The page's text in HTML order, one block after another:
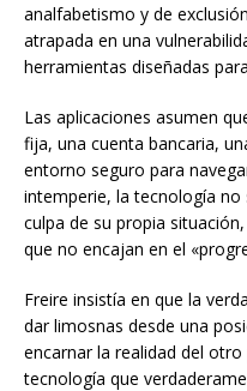
analfabetismo y de
atrapada en una
herramientas diseñadas
Las aplicaciones asumen
fija, una cuenta bancaria,
entorno seguro para
intemperie, la tecnología no
culpa de su propia
que no encajan en el
Freire insistía en que la
dar limosnas desde una
encarnar la realidad del
tecnología que